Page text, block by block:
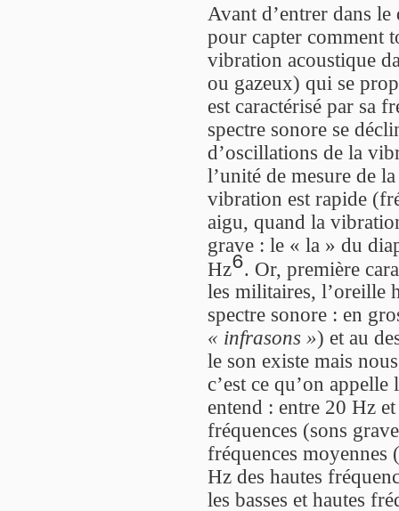
Avant d’entrer dans
pour capter comment
vibration acoustique
ou gazeux) qui se
est caractérisé par sa
spectre sonore se
d’oscillations de la
l’unité de mesure de
vibration est rapide
aigu, quand la
grave : le « la » du
Hz6. Or, première
les militaires, l’oreille
spectre sonore : en
« infrasons ») et au
le son existe mais
c’est ce qu’on appelle
entend : entre 20 Hz
fréquences (sons
fréquences moyennes
Hz des hautes
les basses et hautes